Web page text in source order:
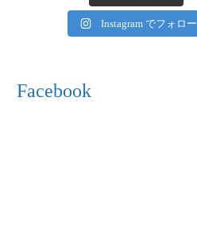
Instagram でフォロー
Facebook